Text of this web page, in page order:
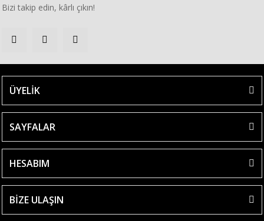
Bizi takip edin, kârlı çıkın!
ÜYELİK
SAYFALAR
HESABIM
BİZE ULAŞIN